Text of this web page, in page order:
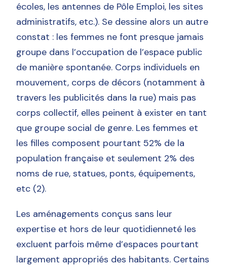
écoles, les antennes de Pôle Emploi, les sites
administratifs, etc.). Se dessine alors un autre
constat : les femmes ne font presque jamais
groupe dans l’occupation de l’espace public
de manière spontanée. Corps individuels en
mouvement, corps de décors (notamment à
travers les publicités dans la rue) mais pas
corps collectif, elles peinent à exister en tant
que groupe social de genre. Les femmes et
les filles composent pourtant 52% de la
population française et seulement 2% des
noms de rue, statues, ponts, équipements,
etc (2).
Les aménagements conçus sans leur
expertise et hors de leur quotidienneté les
excluent parfois même d’espaces pourtant
largement appropriés des habitants. Certains